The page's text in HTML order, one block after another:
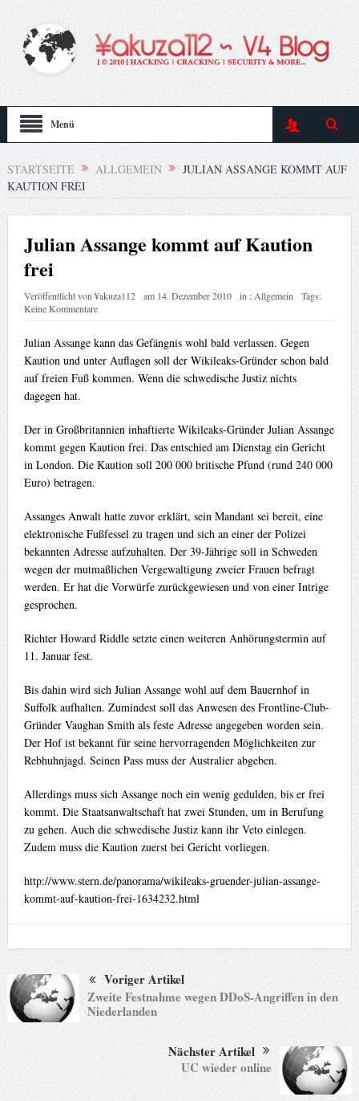
Menü
STARTSEITE ALLGEMEIN
JULIAN ASSANGE KOMMT AUF
KAUTION FREI
Julian Assange kommt auf Kaution
frei
Veröffentlicht von¥akuza112 am 14. Dezember 2010 in : Allgemein
Tags:
Keine Kommentare
Julian Assange kann das Gefängnis wohl bald verlassen. Gegen
Kaution und unter Auflagen soll der Wikileaks-Gründer schon bald
auf freien Fuß kommen. Wenn die schwedische Justiz nichts
dagegen hat.
Der in Großbritannien inhaftierte Wikileaks-Gründer Julian Assange
kommt gegen Kaution frei. Das entschied am Dienstag ein Gericht
in London. Die Kaution soll 200 000 britische Pfund (rund 240 000
Euro) betragen.
Assanges Anwalt hatte zuvor erklärt, sein Mandant sei bereit, eine
elektronische Fußfessel zu tragen und sich an einer der Polizei
bekannten Adresse aufzuhalten. Der 39-Jährige soll in Schweden
wegen der mutmaßlichen Vergewaltigung zweier Frauen befragt
werden. Er hat die Vorwürfe zurückgewiesen und von einer Intrige
gesprochen.
Richter Howard Riddle setzte einen weiteren Anhörungstermin auf
11. Januar fest.
Bis dahin wird sich Julian Assange wohl auf dem Bauernhof in
Suffolk aufhalten. Zumindest soll das Anwesen des Frontline-Club-
Gründer Vaughan Smith als feste Adresse angegeben worden sein.
Der Hof ist bekannt für seine hervorragenden Möglichkeiten zur
Rebhuhnjagd. Seinen Pass muss der Australier abgeben.
Allerdings muss sich Assange noch ein wenig gedulden, bis er frei
kommt. Die Staatsanwaltschaft hat zwei Stunden, um in Berufung
zu gehen. Auch die schwedische Justiz kann ihr Veto einlegen.
Zudem muss die Kaution zuerst bei Gericht vorliegen.
http://www.stern.de/panorama/wikileaks-gruender-julian-assange-
kommt-auf-kaution-frei-1634232.html
Voriger Artikel
Zweite Festnahme wegen DDoS-Angriffen in den
Niederlanden
Nächster Artikel
UC wieder online